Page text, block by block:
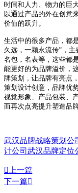
时间和人力、物力的巨
以通过产品的外在创意
价值的跃升。
生活中的很多产品，都
久远，一颗永流传”，
名包，名表等，这些都
能更好的为品牌溢价，
牌策划，让品牌有亮点
策划设计创意，品牌优
视觉形象、产品包装、
而再次点亮提升塑造品
武汉品牌战略策划公
计公司 武汉品牌定位
 上一篇
下一篇